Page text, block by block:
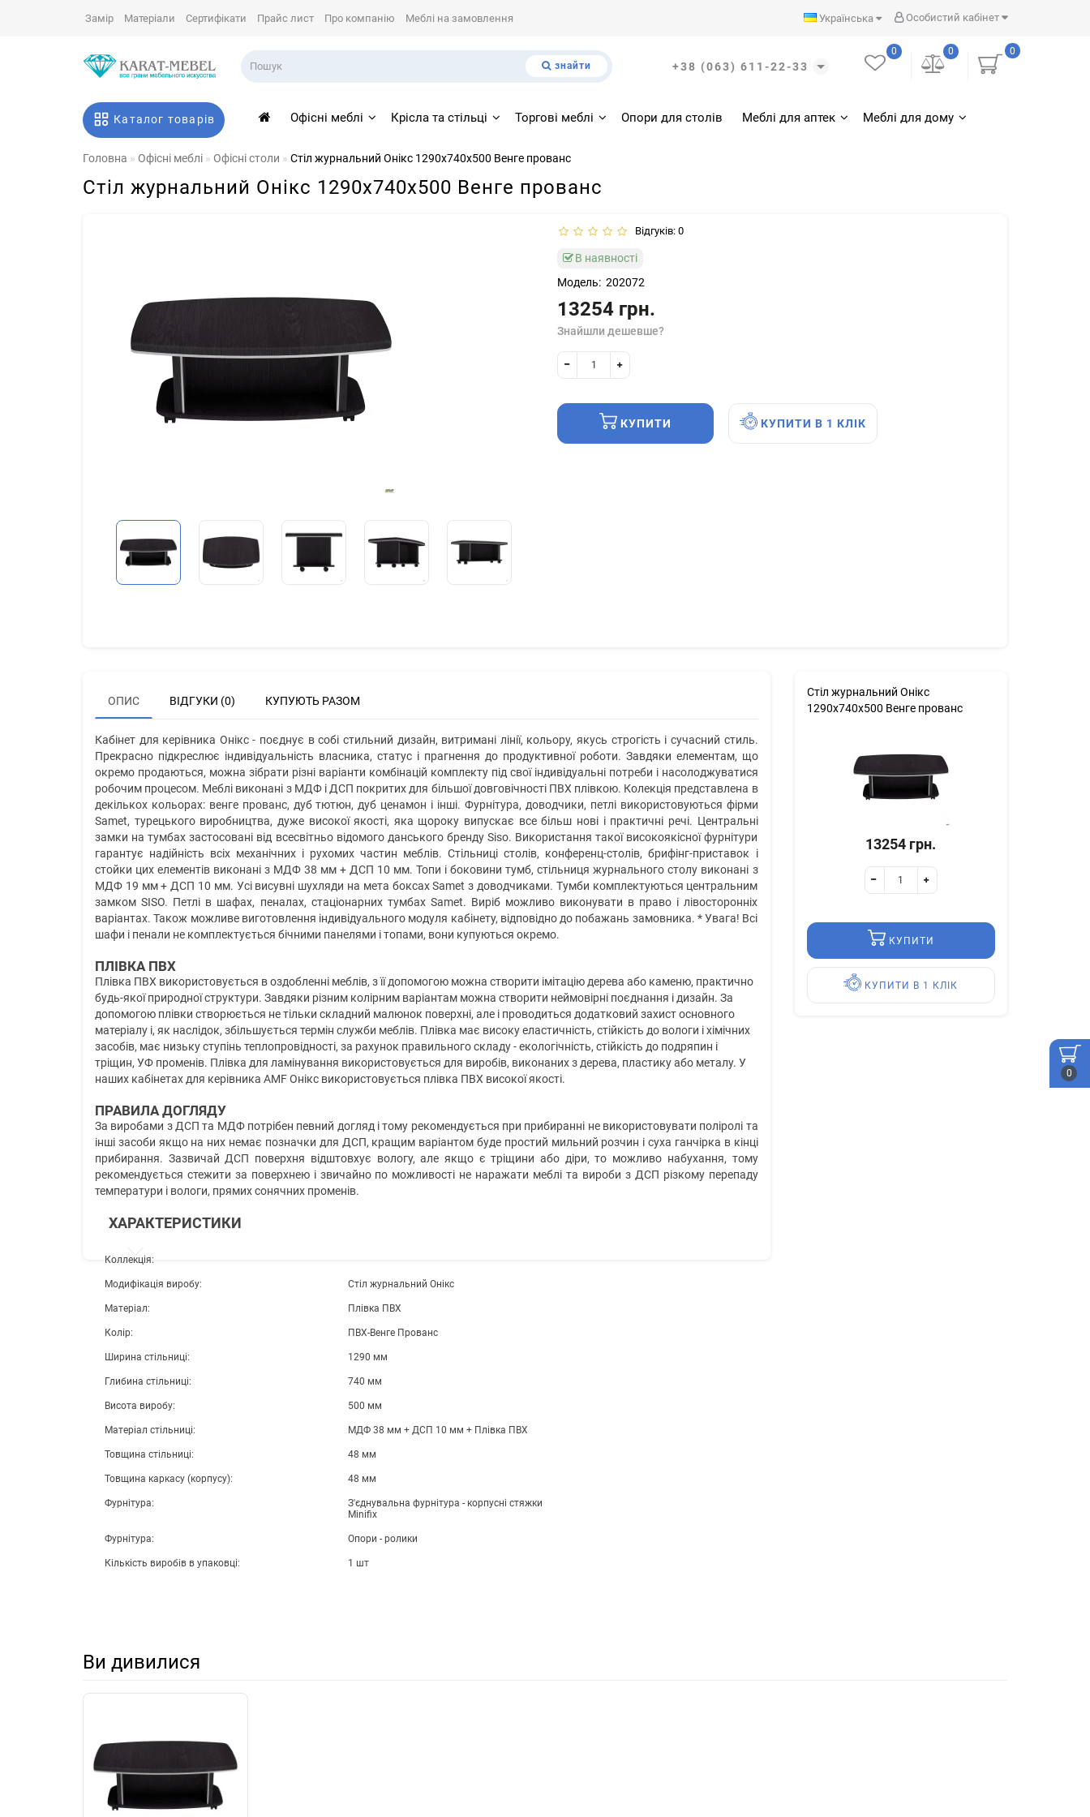
0
Особистий кабінет
Українська
Замір Матеріали Сертифікати Прайс лист Про компанію Меблі на замовлення
знайти +38 (063) 611-22-33
0
0
0
Каталог товарів Офісні меблі Крісла та стільці Торгові меблі Опори для столів Меблі для аптек Меблі для дому
Головна Офісні меблі Офісні столи Стіл журнальний Онiкс 1290х740х500 Венге прованс
Стіл журнальний Онiкс 1290х740х500 Венге прованс
Відгуків: 0
В наявності
Модель: 202072
13254 грн.
Знайшли дешевше?
КУПИТИ КУПИТИ В 1 КЛІК
ОПИС ВІДГУКИ (0) КУПУЮТЬ РАЗОМ
Кабінет для керівника Онікс - поєднує в собі стильний дизайн, витримані лінії, кольору, якусь строгість і сучасний стиль.
Прекрасно підкреслює індивідуальність власника, статус і прагнення до продуктивної роботи. Завдяки елементам, що
окремо продаються, можна зібрати різні варіанти комбінацій комплекту під свої індивідуальні потреби і насолоджуватися
робочим процесом. Меблі виконані з МДФ і ДСП покритих для більшої довговічності ПВХ плівкою. Колекція представлена в
декількох кольорах: венге прованс, дуб тютюн, дуб ценамон і інші. Фурнітура, доводчики, петлі використовуються фірми
Samet, турецького виробництва, дуже високої якості, яка щороку випускає все більш нові і практичні речі. Центральні
замки на тумбах застосовані від всесвітньо відомого данського бренду Siso. Використання такої високоякісної фурнітури
гарантує надійність всіх механічних і рухомих частин меблів. Стільниці столів, конференц-столів, брифінг-приставок і
стойки цих елементів виконані з МДФ 38 мм + ДСП 10 мм. Топи і боковини тумб, стільниця журнального столу виконані з
МДФ 19 мм + ДСП 10 мм. Усі висувні шухляди на мета боксах Samet з доводчиками. Тумби комплектуються центральним
замком SISO. Петлі в шафах, пеналах, стаціонарних тумбах Samet. Виріб можливо виконувати в право і лівосторонніх
варіантах. Також можливе виготовлення індивідуального модуля кабінету, відповідно до побажань замовника. * Увага! Всі
шафи і пенали не комплектується бічними панелями і топами, вони купуються окремо.
ПЛІВКА ПВХ
Плівка ПВХ використовується в оздобленні меблів, з її допомогою можна створити імітацію дерева або каменю, практично
будь-якої природної структури. Завдяки різним колірним варіантам можна створити неймовірні поєднання і дизайн. За
допомогою плівки створюється не тільки складний малюнок поверхні, але і проводиться додатковий захист основного
матеріалу і, як наслідок, збільшується термін служби меблів. Плівка має високу еластичність, стійкість до вологи і хімічних
засобів, має низьку ступінь теплопровідності, за рахунок правильного складу - екологічність, стійкість до подряпин і
тріщин, УФ променів. Плівка для ламінування використовується для виробів, виконаних з дерева, пластику або металу. У
наших кабінетах для керівника AMF Онікс використовується плівка ПВХ високої якості.
ПРАВИЛА ДОГЛЯДУ
За виробами з ДСП та МДФ потрібен певний догляд і тому рекомендується при прибиранні не використовувати поліролі та
інші засоби якщо на них немає позначки для ДСП, кращим варіантом буде простий мильний розчин і суха ганчірка в кінці
прибирання. Зазвичай ДСП поверхня відштовхує вологу, але якщо є тріщини або діри, то можливо набухання, тому
рекомендується стежити за поверхнею і звичайно по можливості не наражати меблі та вироби з ДСП різкому перепаду
температури і вологи, прямих сонячних променів.
ХАРАКТЕРИСТИКИ
Коллекція:
Модифікація виробу: Стіл журнальний Онікс
Матеріал: Плівка ПВХ
Колір: ПВХ-Венге Прованс
Ширина стільниці: 1290 мм
Глибина стільниці: 740 мм
Висота виробу: 500 мм
Матеріал стільниці: МДФ 38 мм + ДСП 10 мм + Плівка ПВХ
Товщина стільниці: 48 мм
Товщина каркасу (корпусу): 48 мм
Фурнітура:
З'єднувальна фурнітура - корпусні стяжки
Minifix
Фурнітура: Опори - ролики
Кількість виробів в упаковці: 1 шт
Стіл журнальний Онiкс
1290х740х500 Венге прованс
13254 грн.
КУПИТИ
КУПИТИ В 1 КЛІК
Ви дивилися